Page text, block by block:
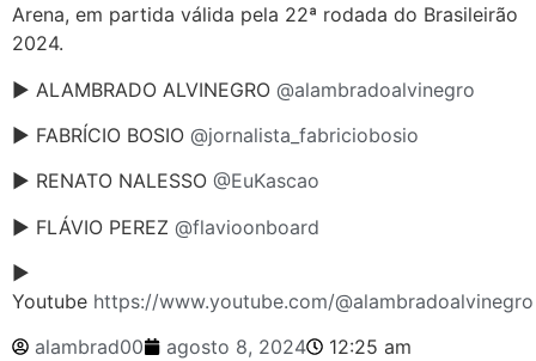
Arena, em partida válida pela 22ª rodada do Brasileirão
2024.
► ALAMBRADO ALVINEGRO @alambradoalvinegro
► FABRÍCIO BOSIO @jornalista_fabriciobosio
► RENATO NALESSO @EuKascao
► FLÁVIO PEREZ @flavioonboard
►
Youtube https://www.youtube.com/@alambradoalvinegro
alambrad00
agosto 8, 2024
12:25 am